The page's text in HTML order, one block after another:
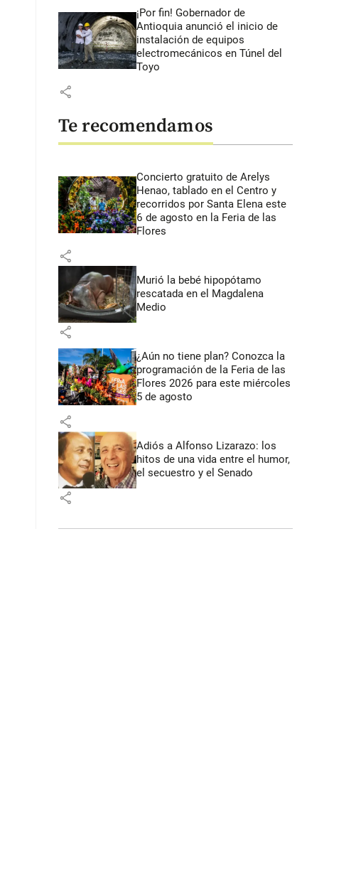
¡Por fin! Gobernador de
Antioquia anunció el inicio de
instalación de equipos
electromecánicos en Túnel del
Toyo
share
Te recomendamos
Concierto gratuito de Arelys
Henao, tablado en el Centro y
recorridos por Santa Elena este
6 de agosto en la Feria de las
Flores
share
Murió la bebé hipopótamo
rescatada en el Magdalena
Medio
share
¿Aún no tiene plan? Conozca la
programación de la Feria de las
Flores 2026 para este miércoles
5 de agosto
share
Adiós a Alfonso Lizarazo: los
hitos de una vida entre el humor,
el secuestro y el Senado
share